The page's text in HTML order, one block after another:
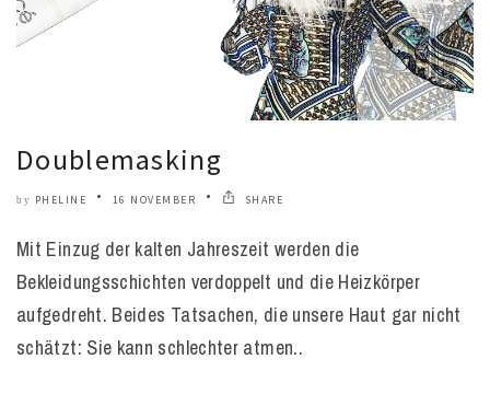
Doublemasking
by PHELINE 16 NOVEMBER SHARE
Mit Einzug der kalten Jahreszeit werden die
Bekleidungsschichten verdoppelt und die Heizkörper
aufgedreht. Beides Tatsachen, die unsere Haut gar nicht
schätzt: Sie kann schlechter atmen..